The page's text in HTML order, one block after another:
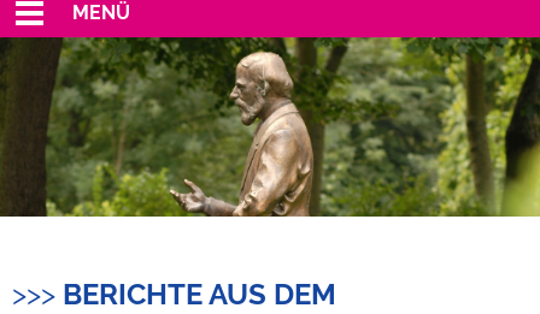
MENÜ
>>> BERICHTE AUS DEM